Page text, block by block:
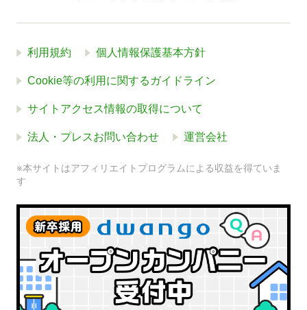
利用規約 個人情報保護基本方針
Cookie等の利用に関するガイドライン
サイトアクセス情報の取得について
法人・プレスお問い合わせ 運営会社
※本サイトはアフィリエイトプログラムによる収益を得ていま
す